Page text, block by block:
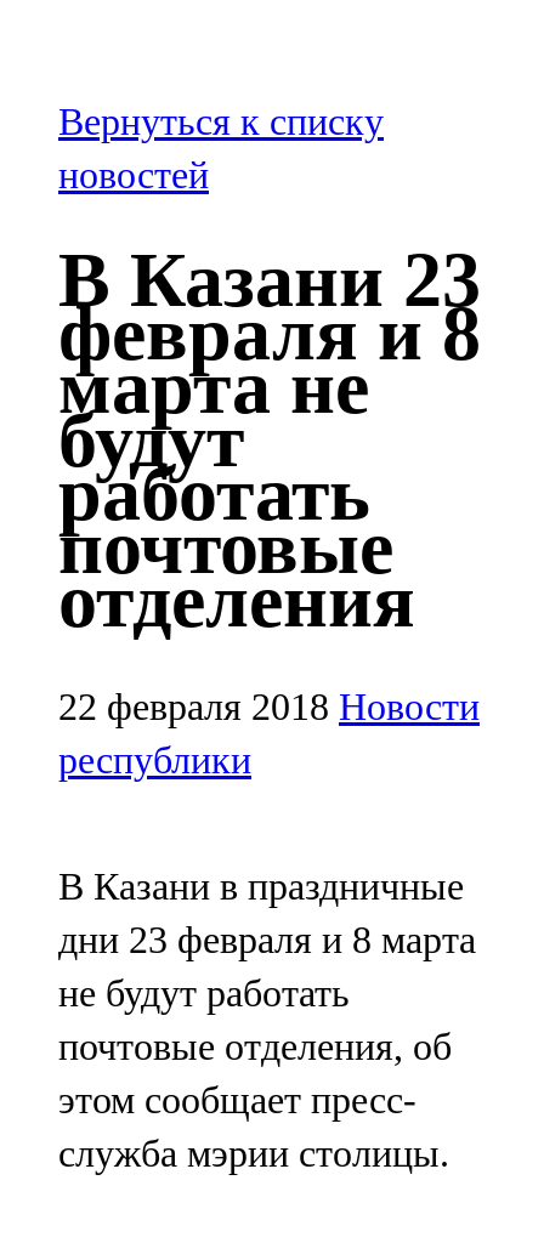
100,3 FM
Зәй
106,6 FM
Кадыбаш
105,2 FM
Казан
91,5 FM
Кайбыч
106,1 FM
Кама тамагы
71,51 FM
Кукмара
107,9 FM
Лениногорский
Мамадыш
106,2 FM
Минзәлә
107,3 FM
Мөслим
100,0 FM
Вернуться к списку
новостей
В Казани 23
февраля и 8
марта не
будут
работать
почтовые
отделения
22 февраля 2018 Новости
республики
В Казани в праздничные
дни 23 февраля и 8 марта
не будут работать
почтовые отделения, об
этом сообщает пресс-
служба мэрии столицы.